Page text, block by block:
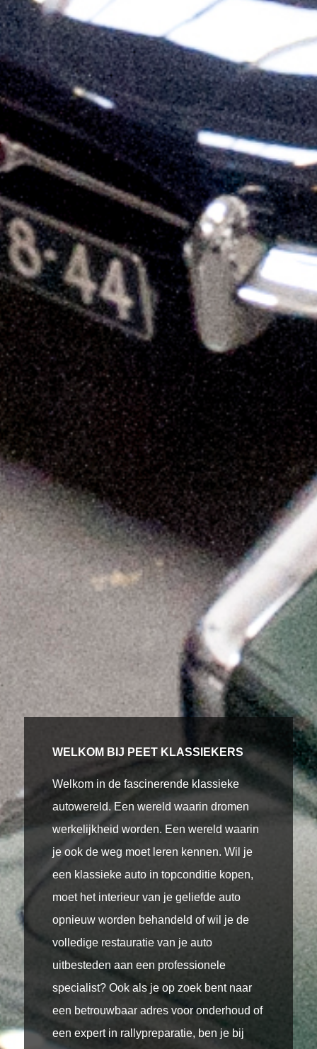
WELKOM BIJ PEET KLASSIEKERS
Welkom in de fascinerende klassieke
autowereld. Een wereld waarin dromen
werkelijkheid worden. Een wereld waarin
je ook de weg moet leren kennen. Wil je
een klassieke auto in topconditie kopen,
moet het interieur van je geliefde auto
opnieuw worden behandeld of wil je de
volledige restauratie van je auto
uitbesteden aan een professionele
specialist? Ook als je op zoek bent naar
een betrouwbaar adres voor onderhoud of
een expert in rallypreparatie, ben je bij